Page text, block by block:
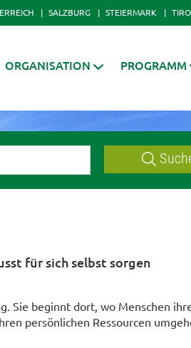
SALZBURG STEIERMARK
ORGANISATION PROGRAMM
für sich selbst sorgen
Sie beginnt dort, wo Menschen
persönlichen Ressourcen